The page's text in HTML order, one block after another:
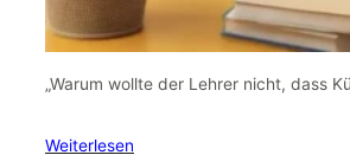
„Warum wollte der Lehrer nicht, dass
Weiterlesen